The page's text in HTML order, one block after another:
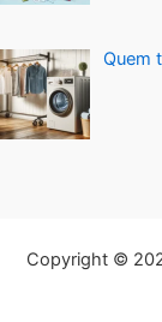
Quem
Copyright ©